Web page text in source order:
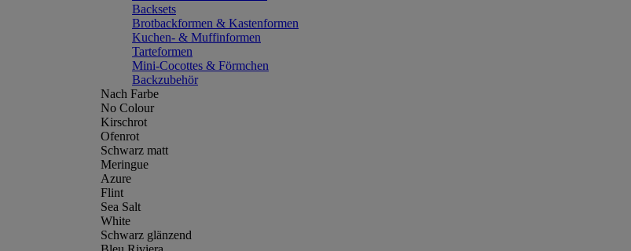
Backsets
Brotbackformen & Kastenformen
Kuchen- & Muffinformen
Tarteformen
Mini-Cocottes & Förmchen
Backzubehör
Nach Farbe
No Colour
Kirschrot
Ofenrot
Schwarz matt
Meringue
Azure
Flint
Sea Salt
White
Schwarz glänzend